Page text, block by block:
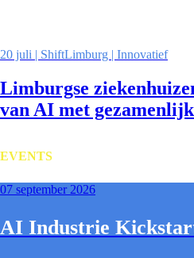
20 juli | ShiftLimburg | Innovatief
Limburgse
van AI met
EVENTS
07 september 2026
AI Industrie